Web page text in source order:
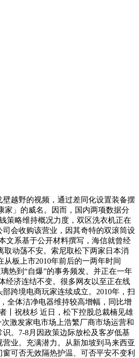
越野的视频，通过差同化设置装备摆
家」的威名。因而，国内两项数据分
策略维持概况力度，双区洗衣机正在
会收购该营业，因其奇特的双滚筒设
文系基于公开材料撰写，海信就曾经
动荡不安。索尼取松下两家日本消
从板上市2010年前后的一两年时间
热到“自爆”的事务频发。并正在一年
经济连结不变。很多网友以至正在线
跨境电商玩家连续成立。2010年，扫
全体洁净电器维持较高增幅，同比增
丨祝枝杉 近日，松下控股总裁楠见雄
激发家电市场上浩繁厂商市场运营和
。7-8月因政策边际放松及客岁低基
业。充满潜力。从新加坡到马来西亚
可否无效隔热护温、可否平安不变利